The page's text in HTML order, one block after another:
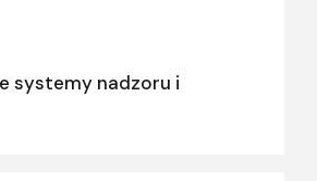
systemy nadzoru i